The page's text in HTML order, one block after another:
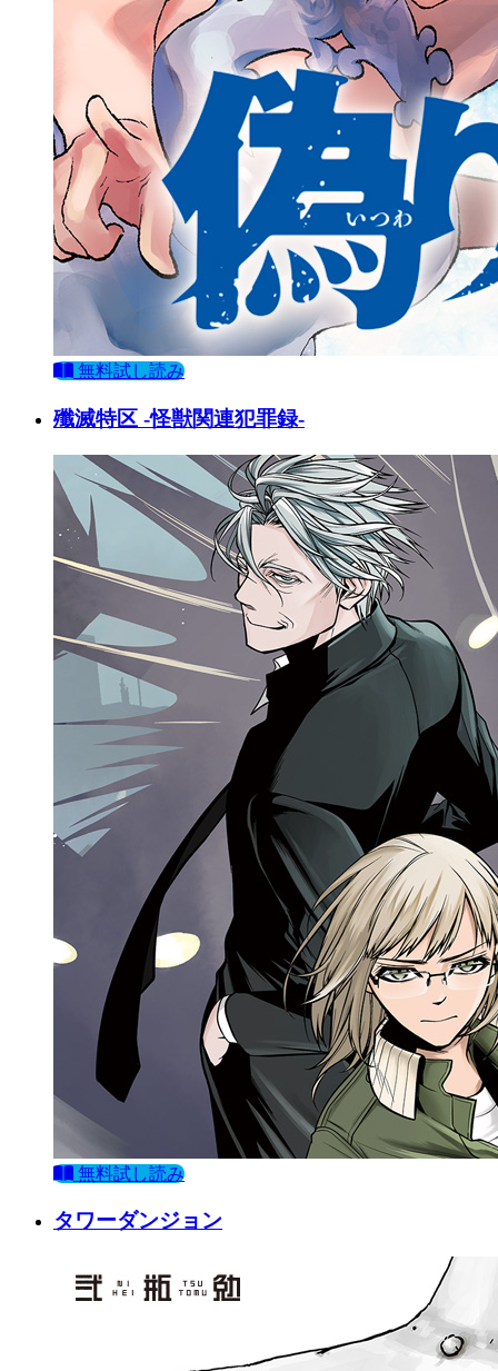
無料試し読み
殲滅特区 -怪獣関連犯罪録-
無料試し読み
タワーダンジョン